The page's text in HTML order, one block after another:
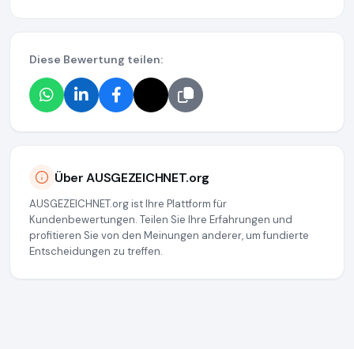
Diese Bewertung teilen:
Über AUSGEZEICHNET.org
AUSGEZEICHNET.org ist Ihre Plattform für
Kundenbewertungen. Teilen Sie Ihre Erfahrungen und
profitieren Sie von den Meinungen anderer, um fundierte
Entscheidungen zu treffen.